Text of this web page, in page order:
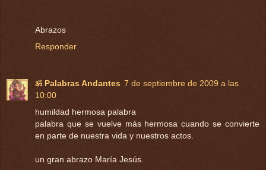
Abrazos
Responder
ॐ Palabras Andantes 7 de septiembre de 2009 a las
10:00
humildad hermosa palabra
palabra que se vuelve más hermosa cuando se convierte
en parte de nuestra vida y nuestros actos.
un gran abrazo María Jesús.